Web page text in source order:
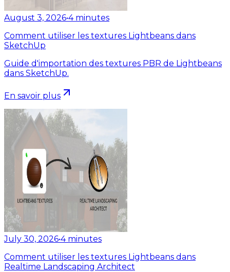
August 3, 2026•4 minutes
Comment utiliser les textures Lightbeans dans
SketchUp
Guide d'importation des textures PBR de Lightbeans
dans SketchUp.
En savoir plus
July 30, 2026•4 minutes
Comment utiliser les textures Lightbeans dans
Realtime Landscaping Architect